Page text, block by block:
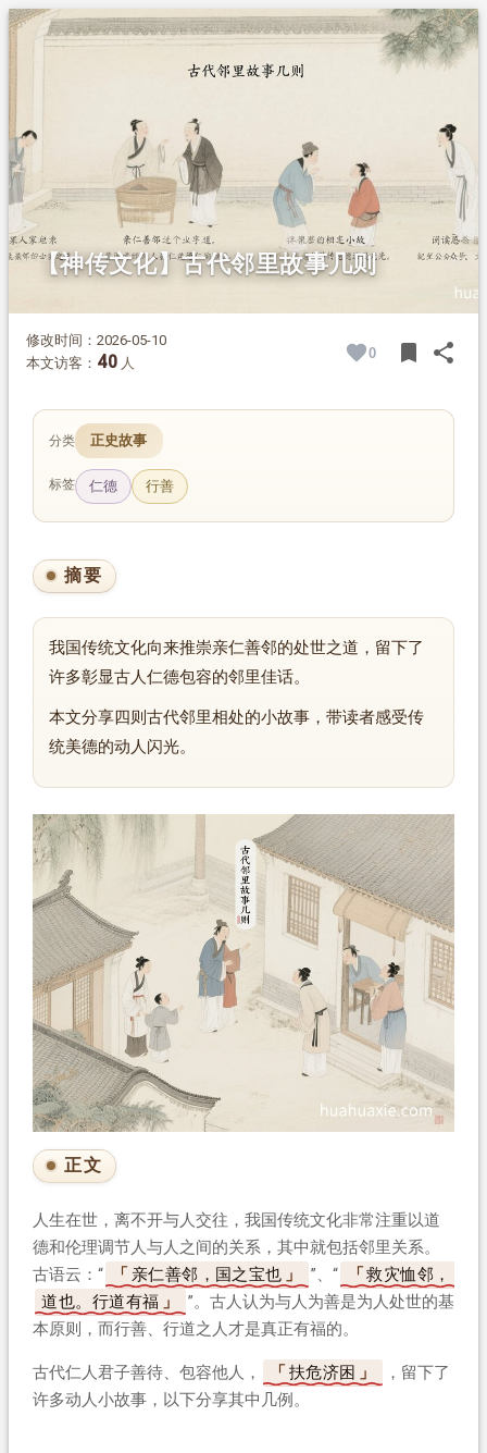
1.摘要
正文
訾汝道善施
杨翥卖驴
【神传文化】古代邻里故事几则
修改时间：2026-05-10
本文访客： 40 人
0 bookmark share
分类 正史故事
标签 仁德 行善
摘要
我国传统文化向来推崇亲仁善邻的处世之道，留下了
许多彰显古人仁德包容的邻里佳话。
本文分享四则古代邻里相处的小故事，带读者感受传
统美德的动人闪光。
正文
人生在世，离不开与人交往，我国传统文化非常注重以道
德和伦理调节人与人之间的关系，其中就包括邻里关系。
古语云：“
亲仁善邻，国之宝也 ”、“
救灾恤邻，
道也。行道有福
”。古人认为与人为善是为人处世的基
本原则，而行善、行道之人才是真正有福的。
古代仁人君子善待、包容他人， 扶危济困
，留下了
许多动人小故事，以下分享其中几例。